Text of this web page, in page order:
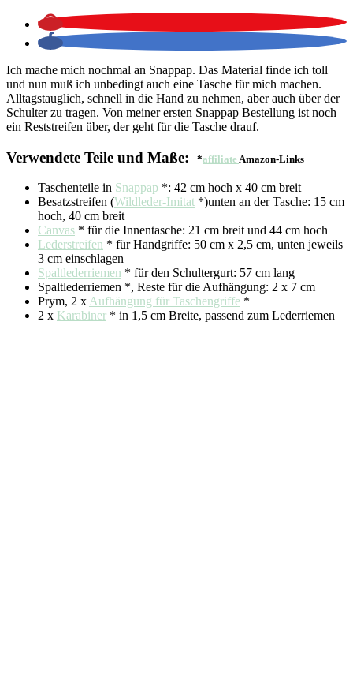
Ich mache mich nochmal an Snappap. Das Material finde ich toll
und nun muß ich unbedingt auch eine Tasche für mich machen.
Alltagstauglich, schnell in die Hand zu nehmen, aber auch über der
Schulter zu tragen. Von meiner ersten Snappap Bestellung ist noch
ein Reststreifen über, der geht für die Tasche drauf.
Verwendete Teile und Maße: *affiliate Amazon-Links
Taschenteile in Snappap *: 42 cm hoch x 40 cm breit
Besatzstreifen (Wildleder-Imitat *)unten an der Tasche: 15 cm
hoch, 40 cm breit
Canvas * für die Innentasche: 21 cm breit und 44 cm hoch
Lederstreifen * für Handgriffe: 50 cm x 2,5 cm, unten jeweils
3 cm einschlagen
Spaltlederriemen * für den Schultergurt: 57 cm lang
Spaltlederriemen *, Reste für die Aufhängung: 2 x 7 cm
Prym, 2 x Aufhängung für Taschengriffe *
2 x Karabiner * in 1,5 cm Breite, passend zum Lederriemen